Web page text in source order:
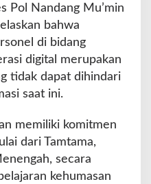
Pol Nandang Mu’min
bahwa
di bidang
digital merupakan
tidak dapat dihindari
saat ini.
memiliki komitmen
dari Tamtama,
secara
kehumasan